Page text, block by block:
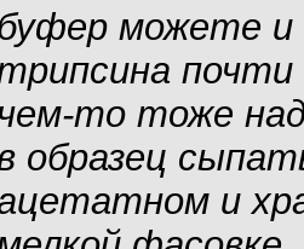
можете и
чем-то тоже
образец
и